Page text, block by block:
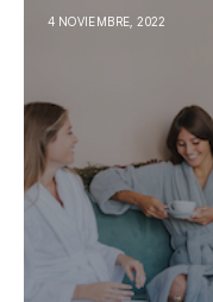
4 NOVIEMBRE, 2022